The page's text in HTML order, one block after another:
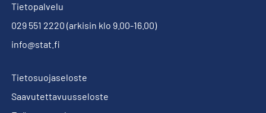
Tietopalvelu
029 551 2220 (arkisin klo 9.00-16.00)
info@stat.fi
Tietosuojaseloste
Saavutettavuusseloste